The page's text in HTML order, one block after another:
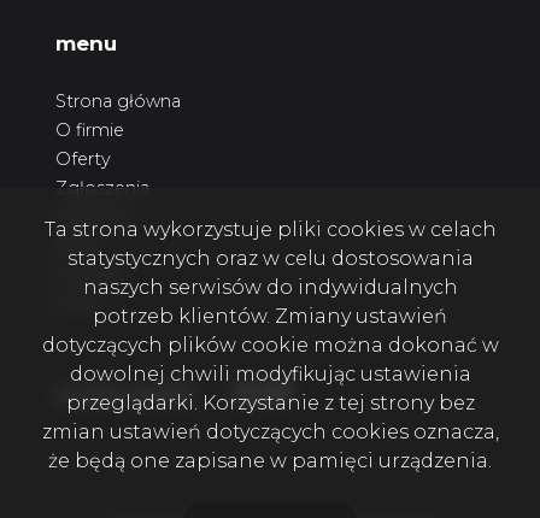
menu
Strona główna
O firmie
Oferty
Zgłoszenia
Kontakt
social media Facebook
Facebook
Facebook
Ta strona wykorzystuje pliki cookies w celach
statystycznych oraz w celu dostosowania
naszych serwisów do indywidualnych
potrzeb klientów. Zmiany ustawień
dotyczących plików cookie można dokonać w
dowolnej chwili modyfikując ustawienia
przeglądarki. Korzystanie z tej strony bez
zmian ustawień dotyczących cookies oznacza,
że będą one zapisane w pamięci urządzenia.